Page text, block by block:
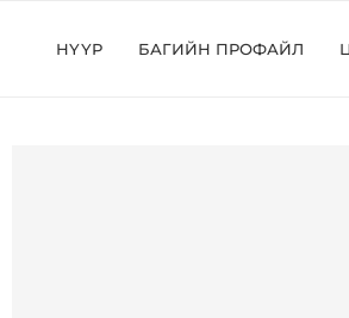
НҮҮР БАГИЙН ПРОФАЙЛ